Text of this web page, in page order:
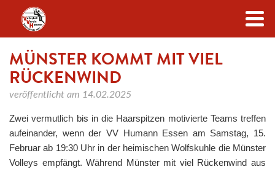
Zum Inhalt
MÜNSTER KOMMT MIT VIEL
RÜCKENWIND
veröffentlicht am 14.02.2025
Zwei vermutlich bis in die Haarspitzen motivierte Teams treffen
aufeinander, wenn der VV Humann Essen am Samstag, 15.
Februar ab 19:30 Uhr in der heimischen Wolfskuhle die Münster
Volleys empfängt. Während Münster mit viel Rückenwind aus